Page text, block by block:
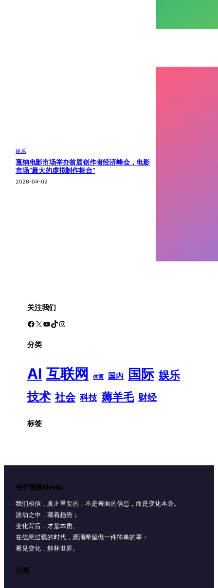
娱乐
戛纳电影市场举办首届创作者经济峰会，电影
市场“最大的虚拟制作舞台”
2026-04-02
关注我们
Facebook X YouTube TikTok Instagram
分类
AI 互联网 体育 国内 国际 娱乐
技术 社会 科技 薅羊毛 财经
标签
关于观澜Media
我们相信，真正重要的，不是表面的信息，而是变化本身。
波动之中，藏着趋势；
变化背后，才是本质。
在信息过载的时代，观澜希望做一件简单的事：
看见变化，解释世界。
分类